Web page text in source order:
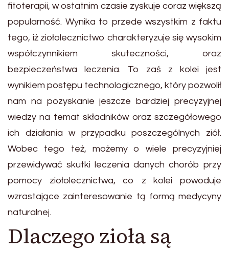
fitoterapii, w ostatnim czasie zyskuje coraz większą
popularność. Wynika to przede wszystkim z faktu
tego, iż ziołolecznictwo charakteryzuje się wysokim
współczynnikiem skuteczności, oraz
bezpieczeństwa leczenia. To zaś z kolei jest
wynikiem postępu technologicznego, który pozwolił
nam na pozyskanie jeszcze bardziej precyzyjnej
wiedzy na temat składników oraz szczegółowego
ich działania w przypadku poszczególnych ziół.
Wobec tego też, możemy o wiele precyzyjniej
przewidywać skutki leczenia danych chorób przy
pomocy ziołolecznictwa, co z kolei powoduje
wzrastające zainteresowanie tą formą medycyny
naturalnej.
Dlaczego zioła są